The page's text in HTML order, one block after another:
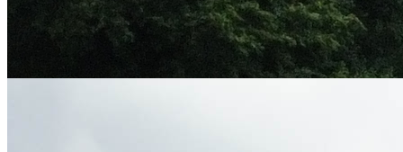
INSTALLATION D’OMBRIÈRES PHOTOVOLTAÏQUES AU
SIÈGE SOCIAL DU SIED 70 DANS UNE LOGIQUE DE
RENFORCEMENT DE SON AUTONOMIE ÉNERGÉTIQUE
ET DE MAÎTRISE DE SES DÉPENSES, LE SIED 70 A